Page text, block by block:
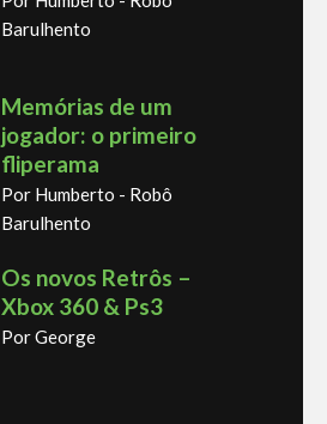
Barulhento
Memórias de um
jogador: o primeiro
fliperama
Por Humberto - Robô
Barulhento
Os novos Retrôs –
Xbox 360 & Ps3
Por George